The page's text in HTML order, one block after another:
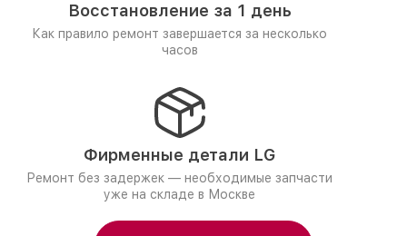
Восстановление за 1 день
Как правило ремонт завершается за несколько
часов
Фирменные детали LG
Ремонт без задержек — необходимые запчасти
уже на складе в Москве